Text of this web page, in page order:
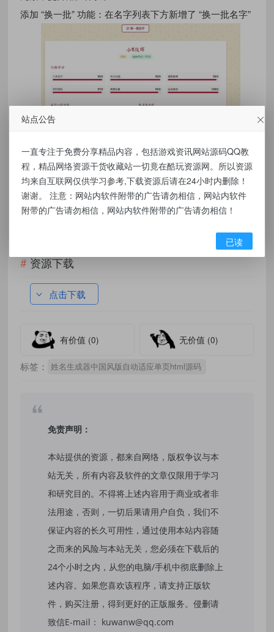
添加 “换一批” 功能：在名字列表下方新增了 “换一批名字”
资源下载
点击下载
有价值 (0) 无价值 (0)
标签： 姓名生成器中国风版自动适应单页html源码
免责声明：
本站提供的资源，都来自网络，版权争议与本
站无关，所有内容及软件的文章仅限用于学习
和研究目的。不得将上述内容用于商业或者非
法用途，否则，一切后果请用户自负，我们不
保证内容的长久可用性，通过使用本站内容随
之而来的风险与本站无关，您必须在下载后的
24个小时之内，从您的电脑/手机中彻底删除上
述内容。如果您喜欢该程序，请支持正版软
件，购买注册，得到更好的正版服务。侵删请
致信E-mail： kuwanw@qq.com
站点公告
一直专注于免费分享精品内容，包括游戏资讯网站源码QQ教
程，精品网络资源干货收藏站一切竟在酷玩资源网。所以资源
均来自互联网仅供学习参考,下载资源后请在24小时内删除！
谢谢。 注意：网站内软件附带的广告请勿相信，网站内软件
附带的广告请勿相信，网站内软件附带的广告请勿相信！
已读